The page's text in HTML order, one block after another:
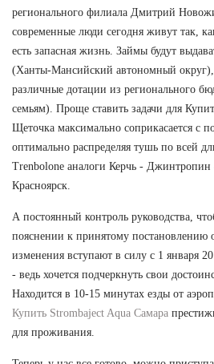
регионального филиала Дмитрий
современные люди сегодня живут так,
есть запасная жизнь. Займы будут
(Ханты-Мансийский автономный
различные дотации из регионального
семьям). Проще ставить задачи для
Щеточка максимально соприкасается с
оптимально распределяя тушь по всей
Trenbolone аналоги Керчь - Джинтропин
Красноярск.
А постоянный контроль руководства,
пояснении к принятому постановлению
изменения вступают в силу с 1 января
- ведь хочется подчеркнуть свои
Находится в 10-15 минутах езды от
Купить Strombaject Aqua Самара
для проживания.